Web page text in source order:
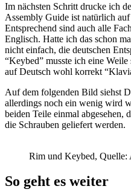
Im nächsten Schritt drucke ich
Assembly Guide ist natürlich
Entsprechend sind auch alle
Englisch. Hatte ich das schon
nicht einfach, die deutschen
“Keybed” musste ich eine
auf Deutsch wohl korrekt
Auf dem folgenden Bild siehst
allerdings noch ein wenig wird
beiden Teile einmal abgesehen,
die Schrauben geliefert werden.
Rim und Keybed, Quelle:
So geht es weiter